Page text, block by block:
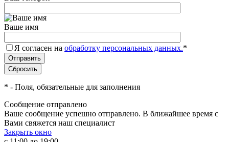
Ваше имя
Я согласен на обработку персональных данных.*
* - Поля, обязательные для заполнения
Сообщение отправлено
Ваше сообщение успешно отправлено. В ближайшее время с
Вами свяжется наш специалист
Закрыть окно